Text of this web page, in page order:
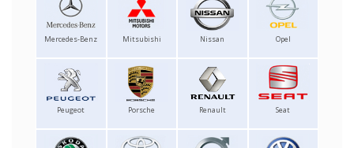
Mercedes-Benz Mitsubishi Nissan Opel
Peugeot Porsche Renault Seat